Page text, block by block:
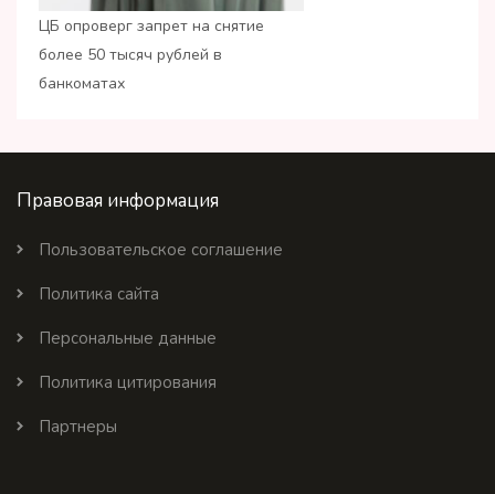
ЦБ опроверг запрет на снятие
более 50 тысяч рублей в
банкоматах
Правовая информация
Пользовательское соглашение
Политика сайта
Персональные данные
Политика цитирования
Партнеры